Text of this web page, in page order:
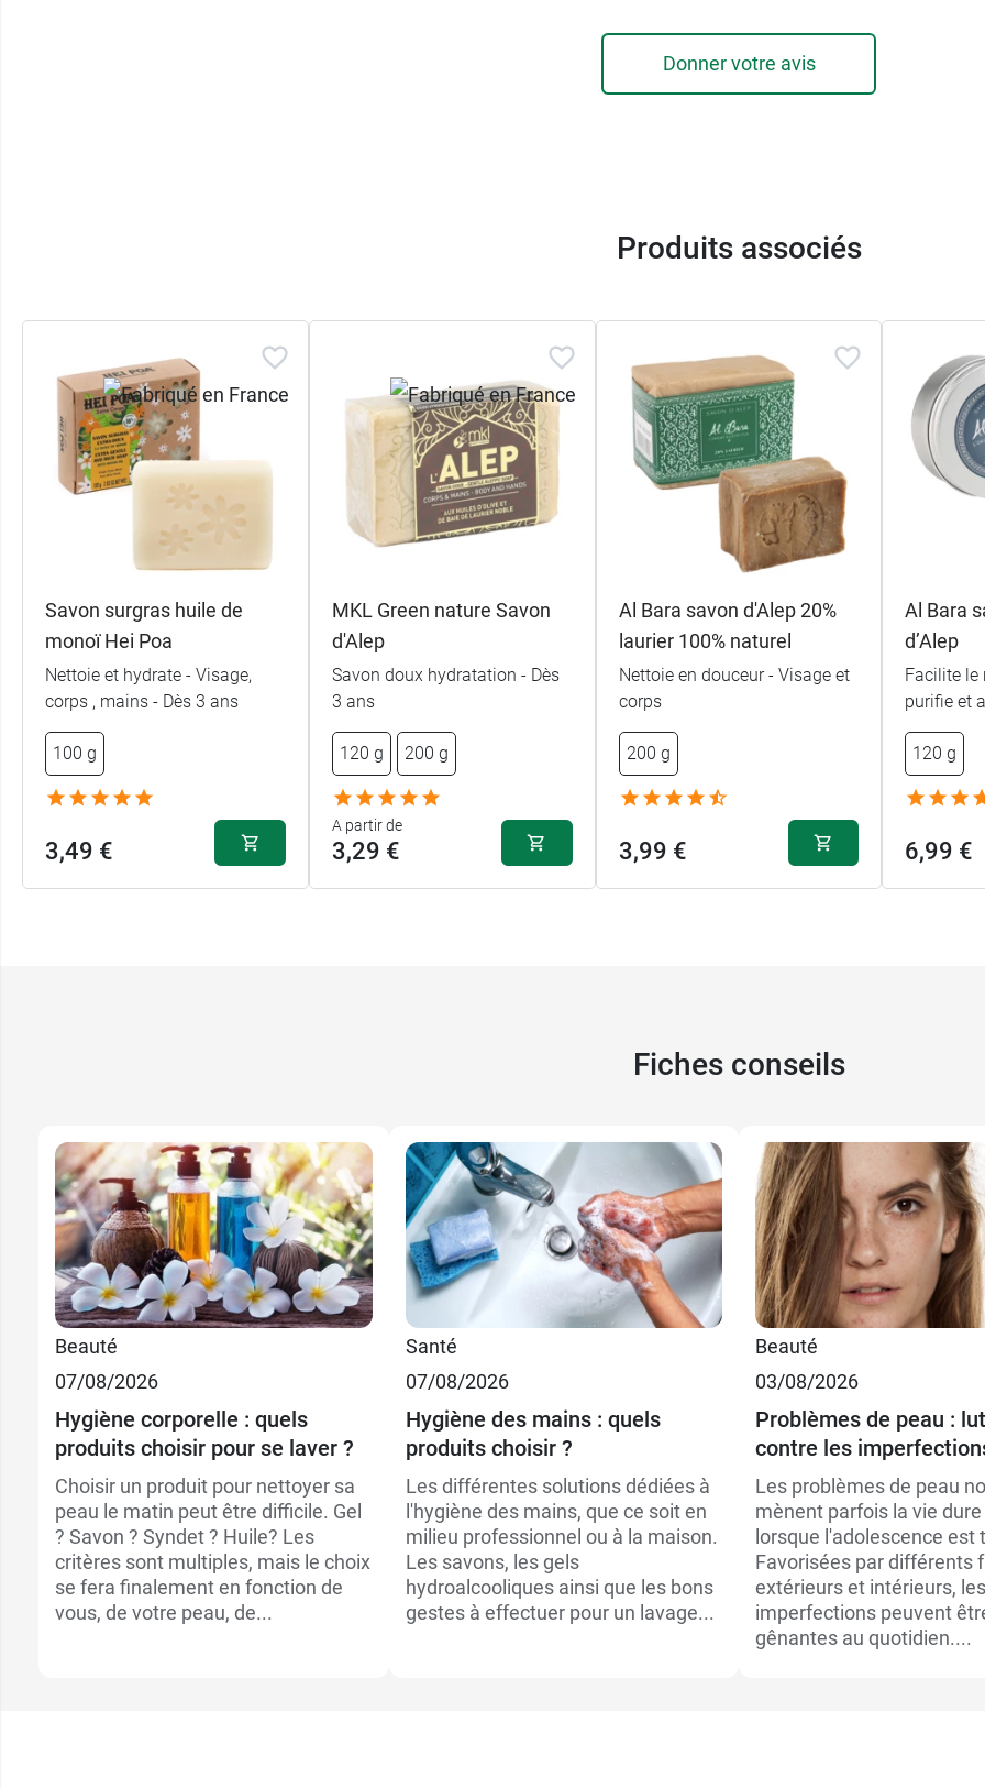
Donner votre avis
Produits associés
Savon surgras huile de
monoï Hei Poa
Nettoie et hydrate - Visage,
corps , mains - Dès 3 ans
100 g
3,49 €
MKL Green nature Savon
d'Alep
Savon doux hydratation - Dès
3 ans
120 g 200 g
A partir de
3,29 €
120 g
Al Bara savon d'Alep 20%
laurier 100% naturel
Nettoie en douceur - Visage et
corps
200 g
3,99 €
Al Bara
d’Alep
Facilite le
purifie et
120 g
6,99 €
Fiches conseils
Beauté
07/08/2026
Hygiène corporelle : quels
produits choisir pour se laver ?
Choisir un produit pour nettoyer sa
peau le matin peut être difficile. Gel
? Savon ? Syndet ? Huile? Les
critères sont multiples, mais le choix
se fera finalement en fonction de
vous, de votre peau, de...
Santé
07/08/2026
Hygiène des mains : quels
produits choisir ?
Les différentes solutions dédiées à
l'hygiène des mains, que ce soit en
milieu professionnel ou à la maison.
Les savons, les gels
hydroalcooliques ainsi que les bons
gestes à effectuer pour un lavage...
Beauté
03/08/2026
Problèmes de peau :
contre les
Les problèmes de peau
mènent parfois la vie
lorsque l'adolescence est
Favorisées par différents
extérieurs et intérieurs, les
imperfections peuvent
gênantes au quotidien....